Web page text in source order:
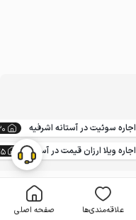
علاقه‌مندی‌ها صفحه اصلی
اجاره سوئیت در آستانه اشرفیه
اجاره ویلا ارزان قیمت در آستانه اشرفیه